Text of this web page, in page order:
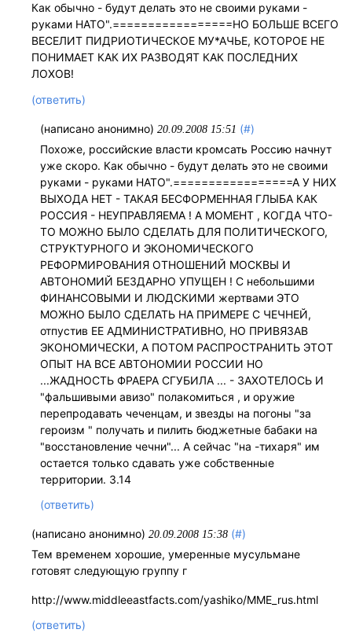
Как обычно - будут делать это не своими руками -
руками НАТО".=================НО БОЛЬШЕ ВСЕГО
ВЕСЕЛИТ ПИДРИОТИЧЕСКОЕ МУ*АЧЬЕ, КОТОРОЕ НЕ
ПОНИМАЕТ КАК ИХ РАЗВОДЯТ КАК ПОСЛЕДНИХ
ЛОХОВ!
(ответить)
(написано анонимно)20.09.2008 15:51 (#)
Похоже, российские власти кромсать Россию начнут
уже скоро. Как обычно - будут делать это не своими
руками - руками НАТО".=================А У НИХ
ВЫХОДА НЕТ - ТАКАЯ БЕСФОРМЕННАЯ ГЛЫБА КАК
РОССИЯ - НЕУПРАВЛЯЕМА ! А МОМЕНТ , КОГДА ЧТО-
ТО МОЖНО БЫЛО СДЕЛАТЬ ДЛЯ ПОЛИТИЧЕСКОГО,
СТРУКТУРНОГО И ЭКОНОМИЧЕСКОГО
РЕФОРМИРОВАНИЯ ОТНОШЕНИЙ МОСКВЫ И
АВТОНОМИЙ БЕЗДАРНО УПУЩЕН ! С небольшими
ФИНАНСОВЫМИ И ЛЮДСКИМИ жертвами ЭТО
МОЖНО БЫЛО СДЕЛАТЬ НА ПРИМЕРЕ С ЧЕЧНЕЙ,
отпустив ЕЕ АДМИНИСТРАТИВНО, НО ПРИВЯЗАВ
ЭКОНОМИЧЕСКИ, А ПОТОМ РАСПРОСТРАНИТЬ ЭТОТ
ОПЫТ НА ВСЕ АВТОНОМИИ РОССИИ НО
...ЖАДНОСТЬ ФРАЕРА СГУБИЛА ... - ЗАХОТЕЛОСЬ И
"фальшивыми авизо" полакомиться , и оружие
перепродавать чеченцам, и звезды на погоны "за
героизм " получать и пилить бюджетные бабаки на
"восстановление чечни"... А сейчас "на -тихаря" им
остается только сдавать уже собственные
территории. 3.14
(ответить)
(написано анонимно) 20.09.2008 15:38 (#)
Тем временем хорошие, умеренные мусульмане
готовят следующую группу г
http://www.middleeastfacts.com/yashiko/MME_rus.html
(ответить)